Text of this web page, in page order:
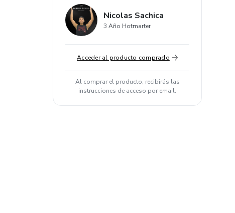
Nicolas Sachica
3 Año Hotmarter
Acceder al producto comprado
Al comprar el producto, recibirás las
instrucciones de acceso por email.